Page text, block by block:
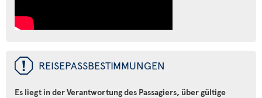
ü REISEPASSBESTIMMUNGEN
Es liegt in der Verantwortung des Passagiers, über gültige